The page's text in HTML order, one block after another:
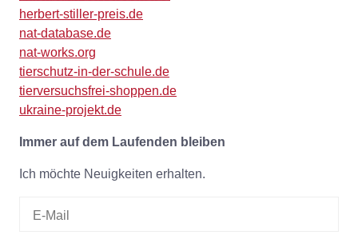
herbert-stiller-preis.de
nat-database.de
nat-works.org
tierschutz-in-der-schule.de
tierversuchsfrei-shoppen.de
ukraine-projekt.de
Immer auf dem Laufenden bleiben
Ich möchte Neuigkeiten erhalten.